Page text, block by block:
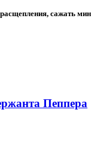
сажать
Пеппера